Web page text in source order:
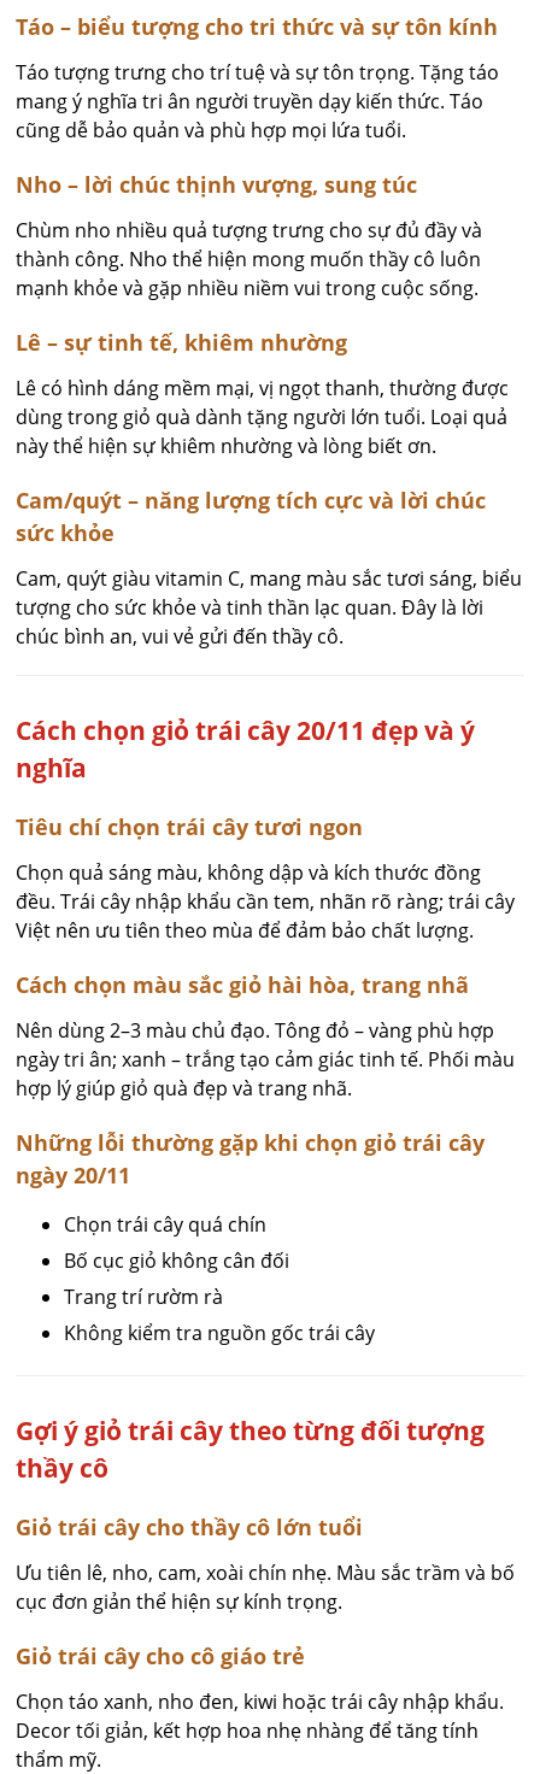
Táo – biểu tượng cho tri thức và sự tôn kính
Táo tượng trưng cho trí tuệ và sự tôn trọng. Tặng táo
mang ý nghĩa tri ân người truyền dạy kiến thức. Táo
cũng dễ bảo quản và phù hợp mọi lứa tuổi.
Nho – lời chúc thịnh vượng, sung túc
Chùm nho nhiều quả tượng trưng cho sự đủ đầy và
thành công. Nho thể hiện mong muốn thầy cô luôn
mạnh khỏe và gặp nhiều niềm vui trong cuộc sống.
Lê – sự tinh tế, khiêm nhường
Lê có hình dáng mềm mại, vị ngọt thanh, thường được
dùng trong giỏ quà dành tặng người lớn tuổi. Loại quả
này thể hiện sự khiêm nhường và lòng biết ơn.
Cam/quýt – năng lượng tích cực và lời chúc
sức khỏe
Cam, quýt giàu vitamin C, mang màu sắc tươi sáng, biểu
tượng cho sức khỏe và tinh thần lạc quan. Đây là lời
chúc bình an, vui vẻ gửi đến thầy cô.
Cách chọn giỏ trái cây 20/11 đẹp và ý
nghĩa
Tiêu chí chọn trái cây tươi ngon
Chọn quả sáng màu, không dập và kích thước đồng
đều. Trái cây nhập khẩu cần tem, nhãn rõ ràng; trái cây
Việt nên ưu tiên theo mùa để đảm bảo chất lượng.
Cách chọn màu sắc giỏ hài hòa, trang nhã
Nên dùng 2–3 màu chủ đạo. Tông đỏ – vàng phù hợp
ngày tri ân; xanh – trắng tạo cảm giác tinh tế. Phối màu
hợp lý giúp giỏ quà đẹp và trang nhã.
Những lỗi thường gặp khi chọn giỏ trái cây
ngày 20/11
Chọn trái cây quá chín
Bố cục giỏ không cân đối
Trang trí rườm rà
Không kiểm tra nguồn gốc trái cây
Gợi ý giỏ trái cây theo từng đối tượng
thầy cô
Giỏ trái cây cho thầy cô lớn tuổi
Ưu tiên lê, nho, cam, xoài chín nhẹ. Màu sắc trầm và bố
cục đơn giản thể hiện sự kính trọng.
Giỏ trái cây cho cô giáo trẻ
Chọn táo xanh, nho đen, kiwi hoặc trái cây nhập khẩu.
Decor tối giản, kết hợp hoa nhẹ nhàng để tăng tính
thẩm mỹ.